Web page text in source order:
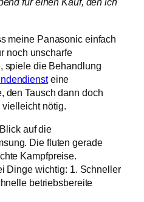
meine Panasonic einfach
noch unscharfe
spiele die Behandlung
eine
den Tausch dann doch
nötig.
auf die
Die fluten gerade
Kampfpreise.
Dinge wichtig: 1. Schneller
betriebsbereite